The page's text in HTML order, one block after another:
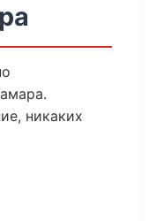
никаких